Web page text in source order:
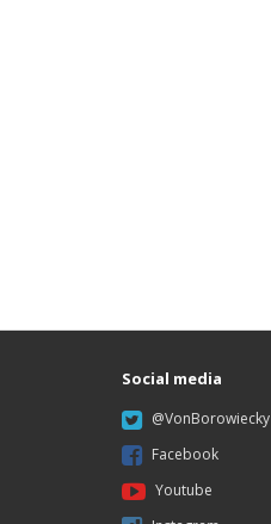
Social media
@VonBorowiecky
Facebook
Youtube